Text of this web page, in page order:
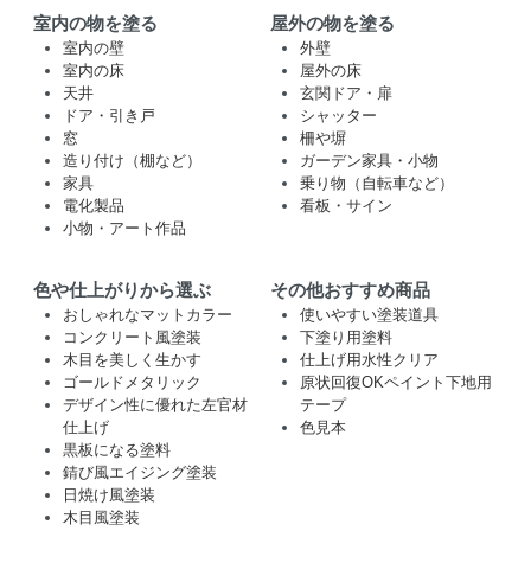
室内の物を塗る
室内の壁
室内の床
天井
ドア・引き戸
窓
造り付け（棚など）
家具
電化製品
小物・アート作品
屋外の物を塗る
外壁
屋外の床
玄関ドア・扉
シャッター
柵や塀
ガーデン家具・小物
乗り物（自転車など）
看板・サイン
色や仕上がりから選ぶ
おしゃれなマットカラー
コンクリート風塗装
木目を美しく生かす
ゴールドメタリック
デザイン性に優れた左官材
仕上げ
黒板になる塗料
錆び風エイジング塗装
日焼け風塗装
木目風塗装
その他おすすめ商品
使いやすい塗装道具
下塗り用塗料
仕上げ用水性クリア
原状回復OKペイント下地用
テープ
色見本